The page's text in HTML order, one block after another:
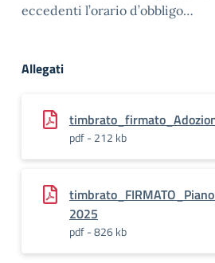
eccedenti l’orario d’obbligo…
Allegati
pdf - 212 kb
2025
pdf - 826 kb